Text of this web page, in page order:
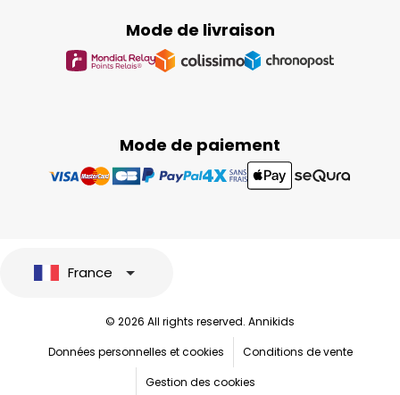
Mode de paiement
Mode de livraison
France
© 2026 All rights reserved. Annikids
Données personnelles et cookies
Conditions de vente
Gestion des cookies